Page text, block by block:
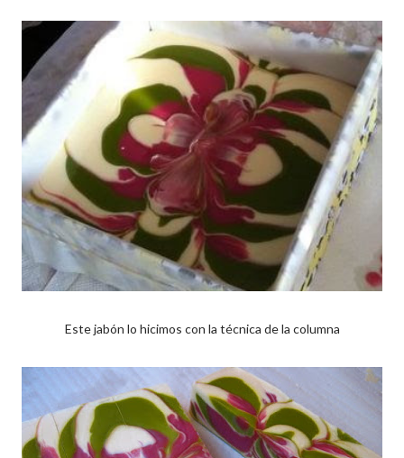
Este jabón lo hicimos con la técnica de la columna